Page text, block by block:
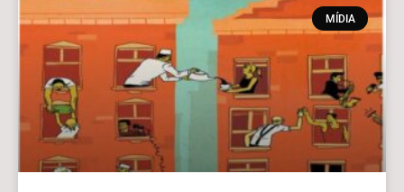
MÍDIA